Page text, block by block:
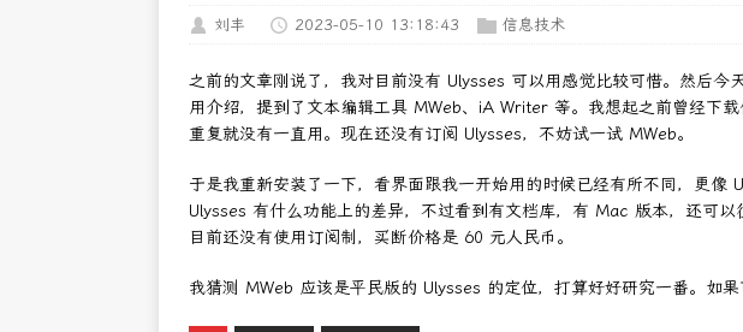
刘丰 2023-05-10 13:18:43 信息技术
之前的文章刚说了，我对目前没有 Ulysses 可以用感觉比较可惜。然后今
用介绍，提到了文本编辑工具 MWeb、iA Writer 等。我想起之前曾经下
重复就没有一直用。现在还没有订阅 Ulysses，不妨试一试 MWeb。
于是我重新安装了一下，看界面跟我一开始用的时候已经有所不同，更像
Ulysses 有什么功能上的差异，不过看到有文档库，有 Mac 版本，还可
目前还没有使用订阅制，买断价格是 60 元人民币。
我猜测 MWeb 应该是平民版的 Ulysses 的定位，打算好好研究一番。如果